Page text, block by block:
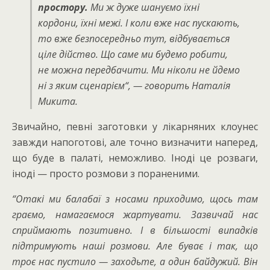
простору. Ми ж дуже шануємо їхні
кордони, їхні межі. І коли вже нас пускають,
то вже безпосередньо тут, відбувається
ціле дійство. Що саме ми будемо робити,
не можна передбачити. Ми ніколи не йдемо
ні з яким сценарієм“, — говорить Наталія
Микита.
Звичайно, певні заготовки у лікарняних клоунес
завжди напоготові, але точно визначити наперед,
що буде в палаті, неможливо. Іноді це розваги,
іноді — просто розмови з пораненими.
“Отакі ми балабаї з носами приходимо, щось там
граємо, намагаємося жартувати. Зазвичай нас
сприймають позитивно. І в більшості випадків
підтримують наші розмови. Але буває і так, що
троє нас пустило — заходьте, а один байдужий. Він